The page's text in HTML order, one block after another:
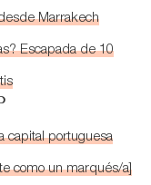
Marrakech
Escapada de 10
capital portuguesa
como un marqués/a]